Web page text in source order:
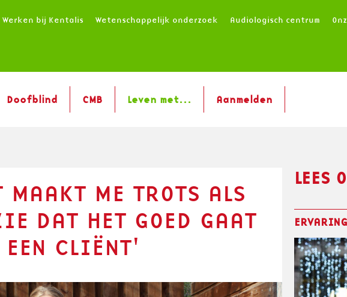
Werken bij Kentalis Wetenschappelijk onderzoek Audiologisch centrum
Doofblind CMB Leven met... Aanmelden
MAAKT ME TROTS ALS
DAT HET GOED GAAT
EEN CLIËNT'
LEES